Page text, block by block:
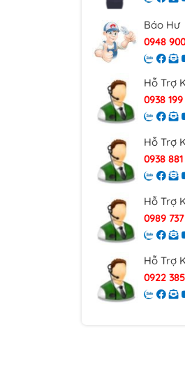
Báo Hư
0948
Hỗ Trợ
0938
Hỗ Trợ
0938
Hỗ Trợ
0989
Hỗ Trợ
0922